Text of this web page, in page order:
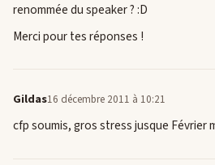
renommée du speaker ? :D
Merci pour tes réponses !
Gildas16 décembre 2011 à 10:21
cfp soumis, gros stress jusque Février